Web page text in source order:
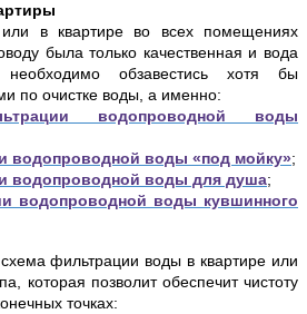
в квартире во всех помещениях
была только качественная и вода
обзавестись хотя бы
по очистке воды, а именно:
водопроводной воды
водопроводной воды «под мойку»;
водопроводной воды для душа;
водопроводной воды кувшинного
фильтрации воды в квартире или
которая позволит обеспечит чистоту
точках: